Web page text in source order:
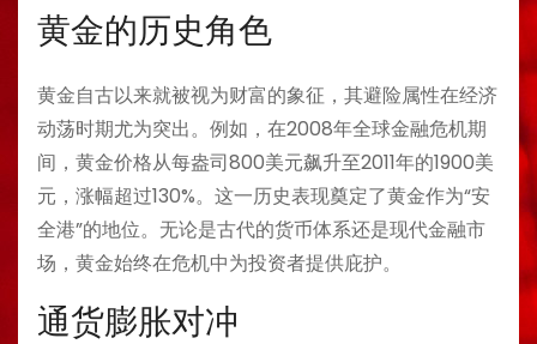
黄金的历史角色
黄金自古以来就被视为财富的象征，其避险属性在经济
动荡时期尤为突出。例如，在2008年全球金融危机期
间，黄金价格从每盎司800美元飙升至2011年的1900美
元，涨幅超过130%。这一历史表现奠定了黄金作为“安
全港”的地位。无论是古代的货币体系还是现代金融市
场，黄金始终在危机中为投资者提供庇护。
通货膨胀对冲